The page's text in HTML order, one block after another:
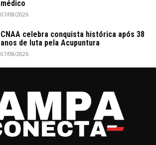
médico
07/08/2026
CNAA celebra conquista histórica após 38
anos de luta pela Acupuntura
07/08/2026